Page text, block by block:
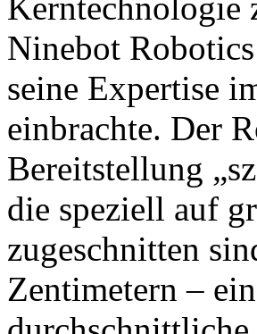
Ninebot
seine Expertise
einbrachte. Der
Bereitstellung
die speziell auf
zugeschnitten
Zentimetern –